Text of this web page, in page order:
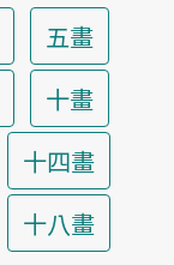
五畫
十畫
十四畫
十八畫